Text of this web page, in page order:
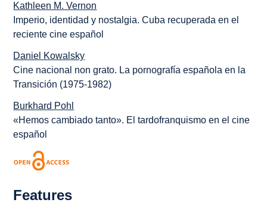
Kathleen M. Vernon
Imperio, identidad y nostalgia. Cuba recuperada en el
reciente cine español
Daniel Kowalsky
Cine nacional non grato. La pornografía española en la
Transición (1975-1982)
Burkhard Pohl
«Hemos cambiado tanto». El tardofranquismo en el cine
español
Features